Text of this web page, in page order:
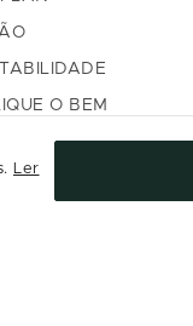
Ler
O BEM
COM INVESTIDORES